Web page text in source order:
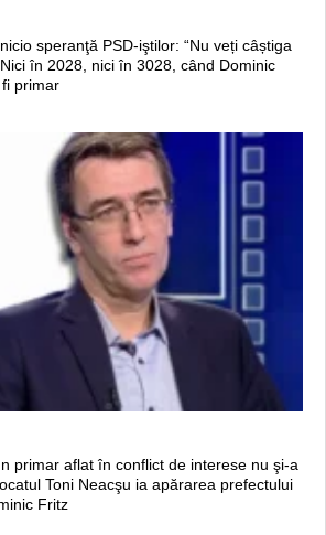
speranţă PSD-iştilor: “Nu veți câștiga
în 2028, nici în 3028, când Dominic
primar
primar aflat în conflict de interese nu şi-a
Toni Neacşu ia apărarea prefectului
Fritz